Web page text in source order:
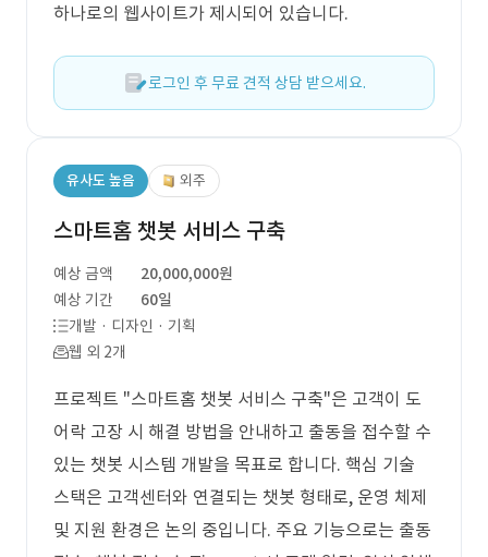
하나로의 웹사이트가 제시되어 있습니다.
로그인 후 무료 견적 상담 받으세요.
유사도 높음 외주
스마트홈 챗봇 서비스 구축
예상 금액
20,000,000원
예상 기간
60일
개발 · 디자인 · 기획
웹 외 2개
프로젝트 "스마트홈 챗봇 서비스 구축"은 고객이 도
어락 고장 시 해결 방법을 안내하고 출동을 접수할 수
있는 챗봇 시스템 개발을 목표로 합니다. 핵심 기술
스택은 고객센터와 연결되는 챗봇 형태로, 운영 체제
및 지원 환경은 논의 중입니다. 주요 기능으로는 출동